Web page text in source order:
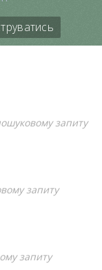
запиту
запиту
запиту